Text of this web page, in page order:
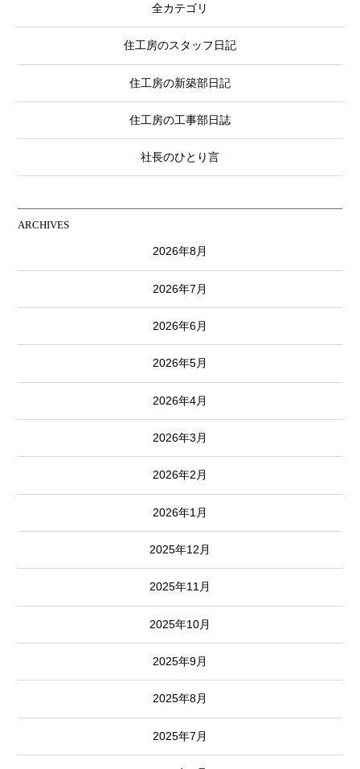
全カテゴリ
住工房のスタッフ日記
住工房の新築部日記
住工房の工事部日誌
社長のひとり言
ARCHIVES
2026年8月
2026年7月
2026年6月
2026年5月
2026年4月
2026年3月
2026年2月
2026年1月
2025年12月
2025年11月
2025年10月
2025年9月
2025年8月
2025年7月